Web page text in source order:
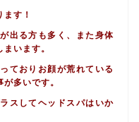
す！
が出る方も多く、また身体
います。
ておりお顔が荒れている
多いです。
スしてヘッドスパはいか